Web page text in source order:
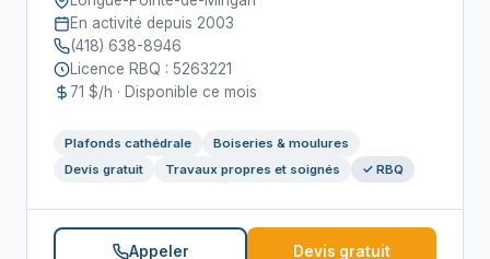
En activité depuis 2003
(418) 638-8946
Licence RBQ : 5263221
71 $/h · Disponible ce mois
Plafonds cathédrale
Boiseries & moulures
Devis gratuit
Travaux propres et soignés ✓ RBQ
Appeler Devis gratuit